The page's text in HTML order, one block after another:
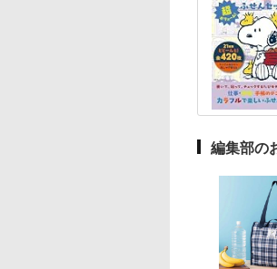
編集部の